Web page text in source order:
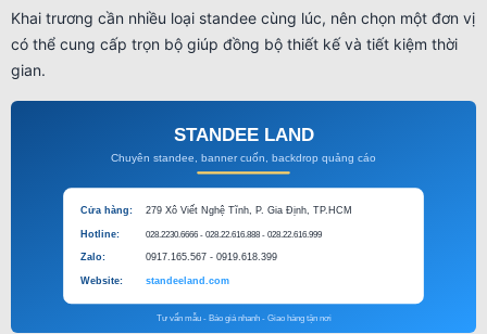
Khai trương cần nhiều loại standee cùng lúc, nên chọn một đơn vị
có thể cung cấp trọn bộ giúp đồng bộ thiết kế và tiết kiệm thời
gian.